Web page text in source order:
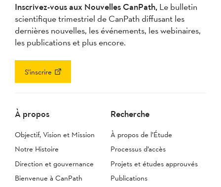
Inscrivez-vous aux Nouvelles CanPath, Le bulletin
scientifique trimestriel de CanPath diffusant les
dernières nouvelles, les événements, les webinaires,
les publications et plus encore.
S’inscrire
À propos
Objectif, Vision et Mission
Notre Histoire
Direction et gouvernance
Bienvenue à CanPath
Recherche
À propos de l’Étude
Processus d’accès
Projets et études approuvés
Publications